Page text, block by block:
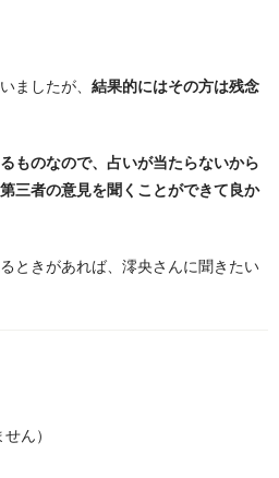
ましたが、 結果的にはその方は残念
ものなので、占いが当たらないから
三者の意見を聞くことができて良か
ときがあれば、澪央さんに聞きたい
ん）